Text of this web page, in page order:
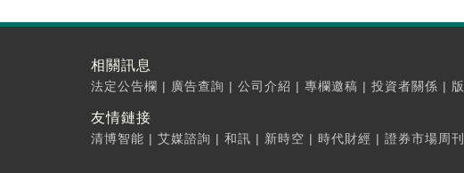
相關訊息
法定公告欄 | 廣告查詢 | 公司介紹 | 專欄邀稿 | 投資者關係 |
友情鏈接
清博智能 | 艾媒諮詢 | 和訊 | 新時空 | 時代財經 | 證券市場周刊